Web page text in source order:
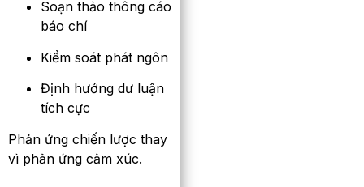
Soạn thảo thông cáo
báo chí
Kiểm soát phát ngôn
Định hướng dư luận
tích cực
Phản ứng chiến lược thay
vì phản ứng cảm xúc.